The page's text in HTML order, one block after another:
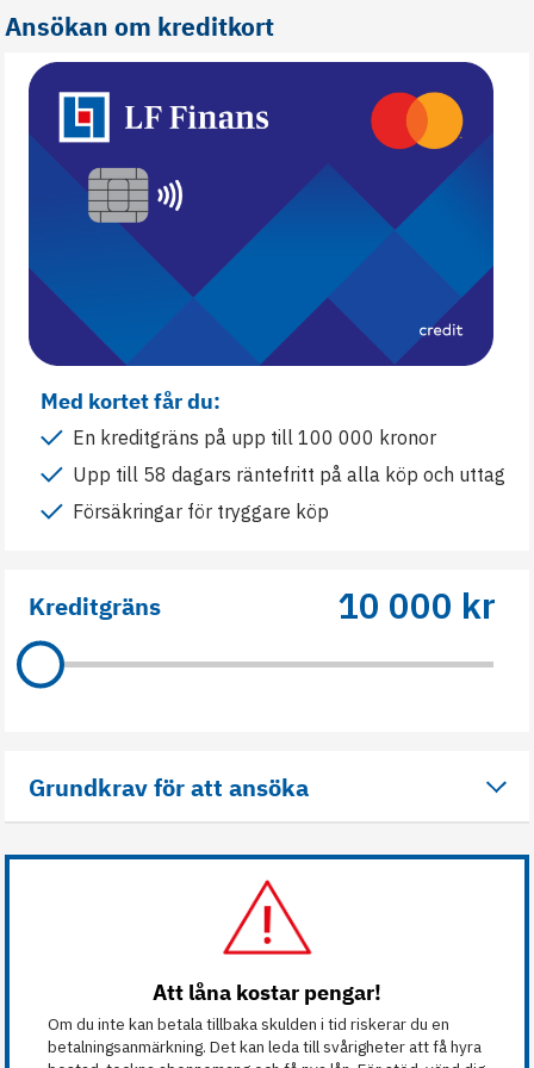
Ansökan om kreditkort
Med kortet får du:
En kreditgräns på upp till 100 000 kronor
Upp till 58 dagars räntefritt på alla köp och uttag
Försäkringar för tryggare köp
Kreditgräns 10 000 kr
Grundkrav för att ansöka
Att låna kostar pengar!
Om du inte kan betala tillbaka skulden i tid riskerar du en
betalningsanmärkning. Det kan leda till svårigheter att få hyra